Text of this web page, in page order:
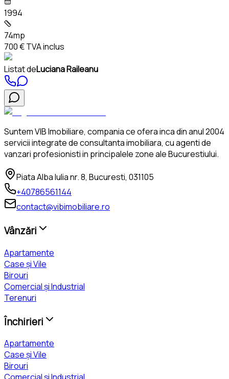
1994
74mp
700 €TVA inclus
Listat deLuciana Raileanu
Suntem VIB Imobiliare, compania ce ofera inca din anul 2004
servicii integrate de consultanta imobiliara, cu agenti de
vanzari profesionisti in principalele zone ale Bucurestiului.
Piata Alba Iulia nr. 8, Bucuresti, 031105
+40786561144
contact@vibimobiliare.ro
Vânzări
Apartamente
Case și Vile
Birouri
Comercial și Industrial
Terenuri
Închirieri
Apartamente
Case și Vile
Birouri